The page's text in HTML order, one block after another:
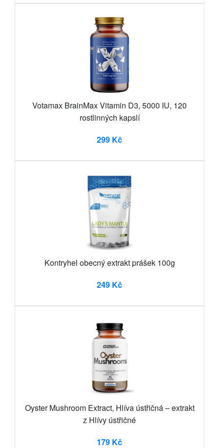
Votamax BrainMax Vitamin D3, 5000 IU, 120
rostlinných kapslí
299 Kč
Kontryhel obecný extrakt prášek 100g
249 Kč
Oyster Mushroom Extract, Hlíva ústřičná – extrakt
z Hlívy ústřičné
179 Kč